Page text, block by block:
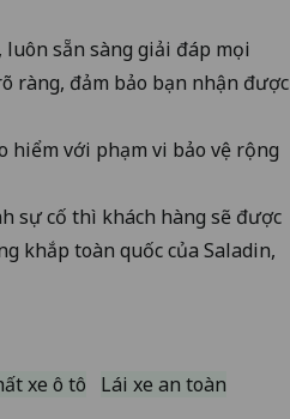
sẵn sàng giải đáp mọi
ràng, đảm bảo bạn nhận được
hiểm với phạm vi bảo vệ rộng
sự cố thì khách hàng sẽ được
khắp toàn quốc của Saladin,
xe ô tô
Lái xe an toàn